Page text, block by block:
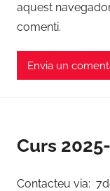
aquest
comenti.
Curs
Contacteu via: